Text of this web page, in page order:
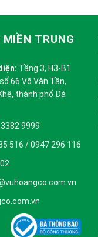
TRUNG
Tầng 3, H3-B1
66 Võ Văn Tần,
thành phố Đà
9999
516 / 0947 296 116